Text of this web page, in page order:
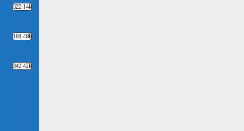
522.14k
184.48k
342.42k